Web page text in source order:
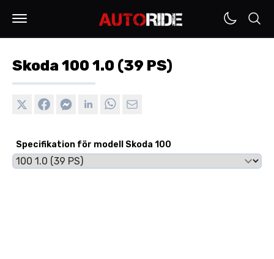
Skoda 100 1.0 (39 PS)
Specifikation för modell Skoda 100